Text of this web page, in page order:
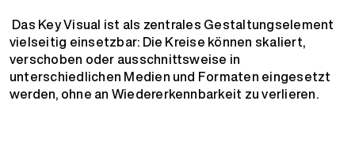
Das Key Visual ist als zentrales Gestaltungselement
vielseitig einsetzbar: Die Kreise können skaliert,
verschoben oder ausschnittsweise in
unterschiedlichen Medien und Formaten eingesetzt
werden, ohne an Wiedererkennbarkeit zu verlieren.